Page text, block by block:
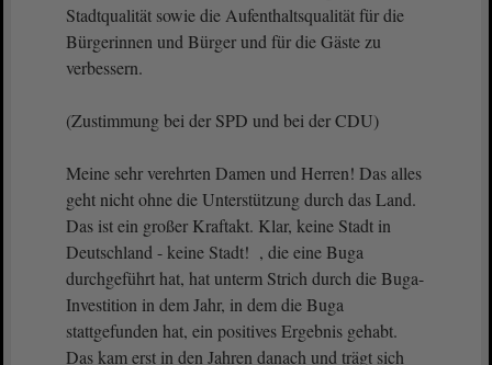
Stadtqualität sowie die Aufenthaltsqualität für die
Bürgerinnen und Bürger und für die Gäste zu
verbessern.
(Zustimmung bei der SPD und bei der CDU)
Meine sehr verehrten Damen und Herren! Das alles
geht nicht ohne die Unterstützung durch das Land.
Das ist ein großer Kraftakt. Klar, keine Stadt in
Deutschland - keine Stadt! , die eine Buga
durchgeführt hat, hat unterm Strich durch die Buga-
Investition in dem Jahr, in dem die Buga
stattgefunden hat, ein positives Ergebnis gehabt.
Das kam erst in den Jahren danach und trägt sich